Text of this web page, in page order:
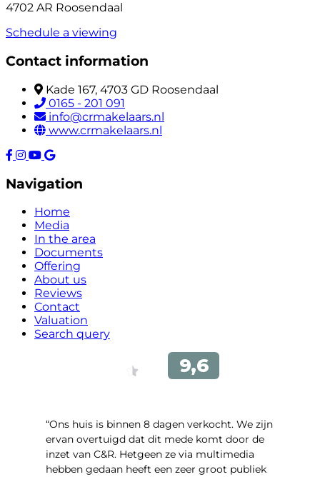
4702 AR Roosendaal
Schedule a viewing
Contact information
Kade 167, 4703 GD Roosendaal
0165 - 201 091
info@crmakelaars.nl
www.crmakelaars.nl
Navigation
Home
Media
In the area
Documents
Offering
About us
Reviews
Contact
Valuation
Search query
“Ons huis is binnen 8 dagen verkocht. We zijn
ervan overtuigd dat dit mede komt door de
inzet van C&R. Hetgeen ze via multimedia
hebben gedaan heeft een zeer groot publiek